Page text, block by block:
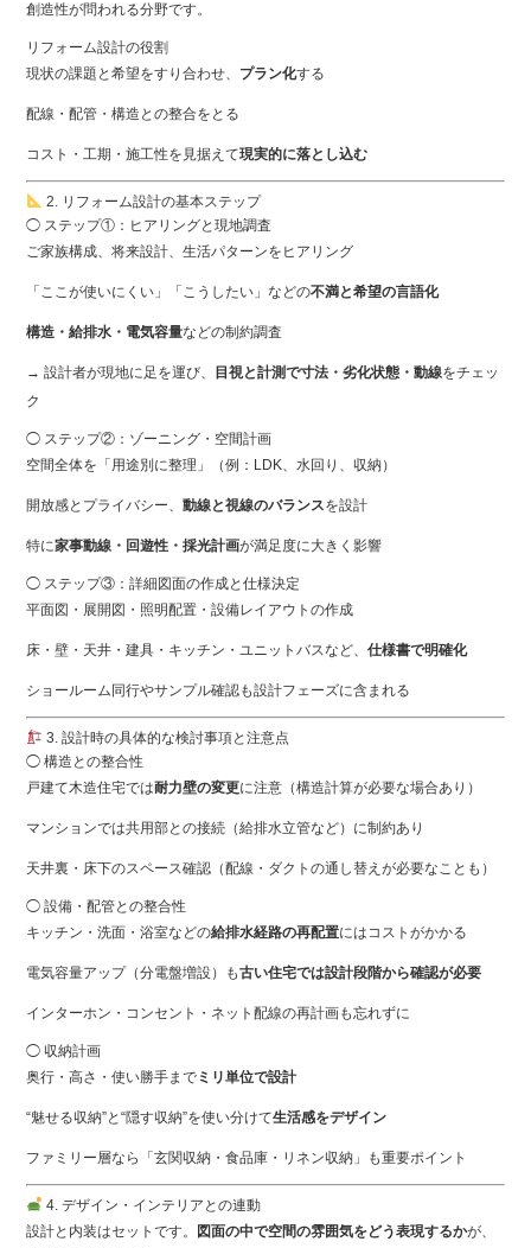
創造性が問われる分野です。
リフォーム設計の役割
現状の課題と希望をすり合わせ、 プラン化する
配線・配管・構造との整合をとる
コスト・工期・施工性を見据えて現実的に落とし込む
2. リフォーム設計の基本ステップ
◯ ステップ①：ヒアリングと現地調査
ご家族構成、将来設計、生活パターンをヒアリング
「ここが使いにくい」「こうしたい」などの不満と希望の言語化
構造・給排水・電気容量などの制約調査
→ 設計者が現地に足を運び、 目視と計測で寸法・劣化状態・動線をチェッ
ク
◯ ステップ②：ゾーニング・空間計画
空間全体を「用途別に整理」（例：LDK、水回り、収納）
開放感とプライバシー、動線と視線のバランスを設計
特に家事動線・回遊性・採光計画が満足度に大きく影響
◯ ステップ③：詳細図面の作成と仕様決定
平面図・展開図・照明配置・設備レイアウトの作成
床・壁・天井・建具・キッチン・ユニットバスなど、仕様書で明確化
ショールーム同行やサンプル確認も設計フェーズに含まれる
3. 設計時の具体的な検討事項と注意点
◯ 構造との整合性
戸建て木造住宅では耐力壁の変更に注意（構造計算が必要な場合あり）
マンションでは共用部との接続（給排水立管など）に制約あり
天井裏・床下のスペース確認（配線・ダクトの通し替えが必要なことも）
◯ 設備・配管との整合性
キッチン・洗面・浴室などの給排水経路の再配置にはコストがかかる
電気容量アップ（分電盤増設）も古い住宅では設計段階から確認が必要
インターホン・コンセント・ネット配線の再計画も忘れずに
◯ 収納計画
奥行・高さ・使い勝手まで ミリ単位で設計
“魅せる収納”と“隠す収納”を使い分けて生活感をデザイン
ファミリー層なら「玄関収納・食品庫・リネン収納」も重要ポイント
4. デザイン・インテリアとの連動
設計と内装はセットです。
図面の中で空間の雰囲気をどう表現するかが、